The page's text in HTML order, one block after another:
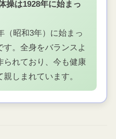
操は1928年に始まっ
（昭和3年）に始まっ
す。全身をバランスよ
られており、今も健康
しまれています。